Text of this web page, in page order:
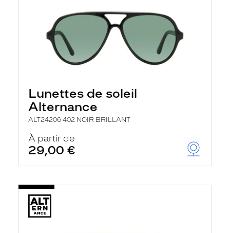
Lunettes de soleil
Alternance
ALT24206 402 NOIR BRILLANT
À partir de
29,00 €